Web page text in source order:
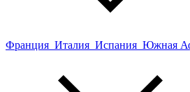
Франция Италия Испания Южная